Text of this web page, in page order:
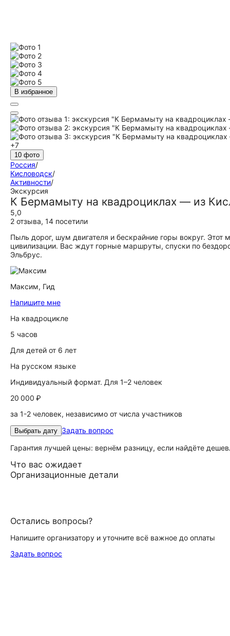
В избранное
+7
10 фото
Россия/
Кисловодск/
Активности/
Экскурсия
К Бермамыту на квадроциклах — из
5,0
2 отзыва, 14 посетили
Пыль дорог, шум двигателя и бескрайние горы вокруг.
цивилизации. Вас ждут горные маршруты, спуски по
Эльбрус.
Максим, Гид
Напишите мне
На квадроцикле
5 часов
Для детей от 6 лет
На русском языке
Индивидуальный формат. Для 1–2 человек
20 000 ₽
за 1-2 человек, независимо от числа участников
Выбрать дату Задать вопрос
Гарантия лучшей цены: вернём разницу, если найдёте
Что вас ожидает
Организационные детали
Остались вопросы?
Напишите организатору и уточните всё важное до оплаты
Задать вопрос